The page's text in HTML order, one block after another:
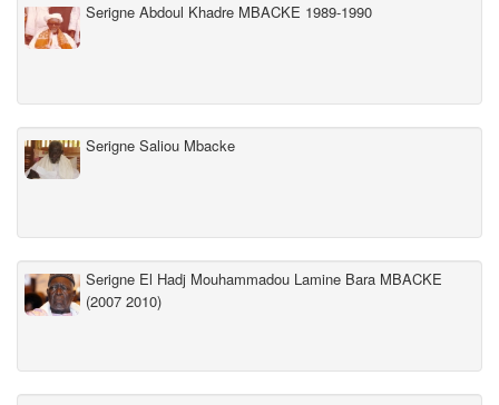
Serigne Abdoul Khadre MBACKE 1989-1990
Serigne Saliou Mbacke
Serigne El Hadj Mouhammadou Lamine Bara MBACKE
(2007 2010)